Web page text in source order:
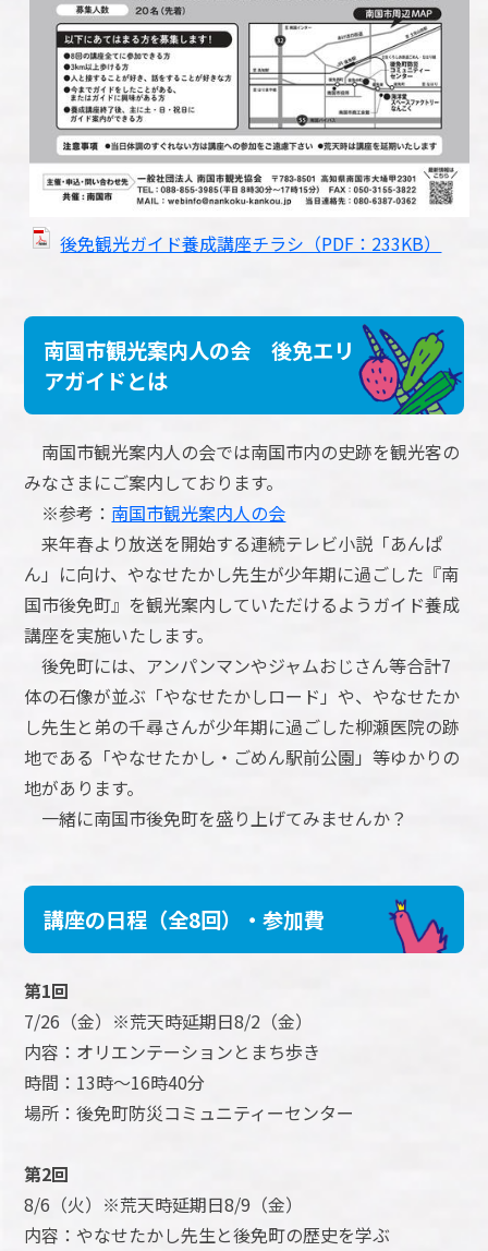
後免観光ガイド養成講座チラシ（PDF：233KB）
南国市観光案内人の会 後免エリ
アガイドとは
南国市観光案内人の会では南国市内の史跡を観光客の
みなさまにご案内しております。
※参考： 南国市観光案内人の会
来年春より放送を開始する連続テレビ小説「あんぱ
ん」に向け、やなせたかし先生が少年期に過ごした『南
国市後免町』を観光案内していただけるようガイド養成
講座を実施いたします。
後免町には、アンパンマンやジャムおじさん等合計7
体の石像が並ぶ「やなせたかしロード」や、やなせたか
し先生と弟の千尋さんが少年期に過ごした柳瀬医院の跡
地である「やなせたかし・ごめん駅前公園」等ゆかりの
地があります。
一緒に南国市後免町を盛り上げてみませんか？
講座の日程（全8回）・参加費
第1回
7/26（金）※荒天時延期日8/2（金）
内容：オリエンテーションとまち歩き
時間：13時～16時40分
場所：後免町防災コミュニティーセンター
第2回
8/6（火）※荒天時延期日8/9（金）
内容：やなせたかし先生と後免町の歴史を学ぶ